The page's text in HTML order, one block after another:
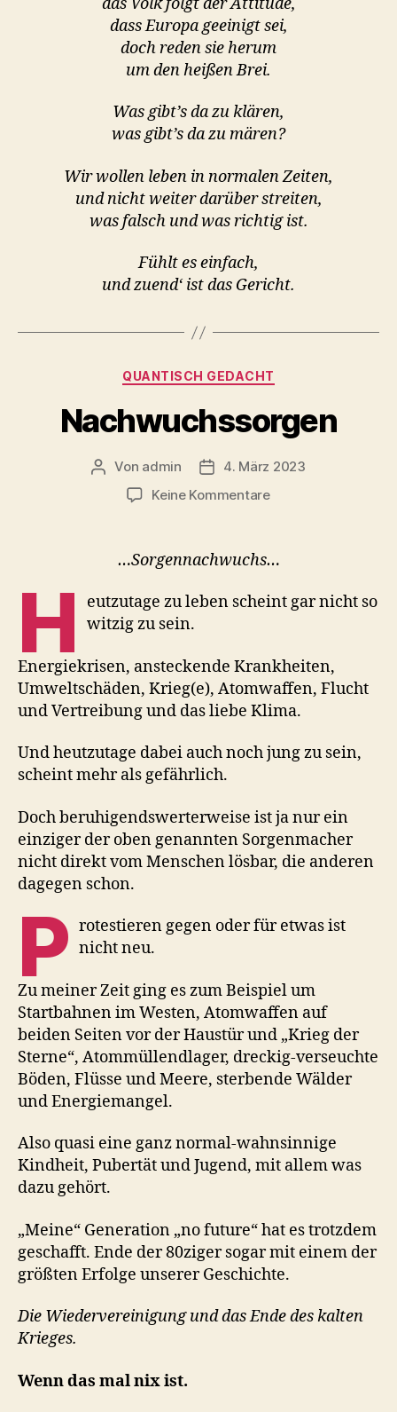
dass Europa geeinigt sei,
doch reden sie herum
um den heißen Brei.
Was gibt’s da zu klären,
was gibt’s da zu mären?
Wir wollen leben in normalen Zeiten,
und nicht weiter darüber streiten,
was falsch und was richtig ist.
Fühlt es einfach,
und zuend‘ ist das Gericht.
Kategorien
QUANTISCH GEDACHT
Nachwuchssorgen
Beitragsautor
Von admin Veröffentlichungsdatum
4. März 2023
Keine Kommentarezu
…Sorgennachwuchs…
H
eutzutage zu leben scheint gar nicht so
witzig zu sein.
Energiekrisen, ansteckende Krankheiten,
Umweltschäden, Krieg(e), Atomwaffen, Flucht
und Vertreibung und das liebe Klima.
Und heutzutage dabei auch noch jung zu sein,
scheint mehr als gefährlich.
Doch beruhigendswerterweise ist ja nur ein
einziger der oben genannten Sorgenmacher
nicht direkt vom Menschen lösbar, die anderen
dagegen schon.
P rotestieren gegen oder für etwas ist
nicht neu.
Zu meiner Zeit ging es zum Beispiel um
Startbahnen im Westen, Atomwaffen auf
beiden Seiten vor der Haustür und „Krieg der
Sterne“, Atommüllendlager, dreckig-verseuchte
Böden, Flüsse und Meere, sterbende Wälder
und Energiemangel.
Also quasi eine ganz normal-wahnsinnige
Kindheit, Pubertät und Jugend, mit allem was
dazu gehört.
„Meine“ Generation „no future“ hat es trotzdem
geschafft. Ende der 80ziger sogar mit einem der
größten Erfolge unserer Geschichte.
Die Wiedervereinigung und das Ende des kalten
Krieges.
Wenn das mal nix ist.